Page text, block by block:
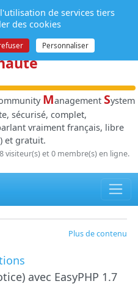
Gestion de
et de
Management System
sécurisé, complet,
vraiment français, libre
et gratuit.
8 visiteur(s) et 0 membre(s) en ligne.
Plus de contenu
avec EasyPHP 1.7
de services tiers
des cookies
Personnaliser